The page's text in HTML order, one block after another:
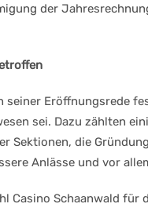
der
seiner Eröffnungsrede
sei. Dazu zählten
Sektionen, die
Anlässe und vor
Casino Schaanwald für